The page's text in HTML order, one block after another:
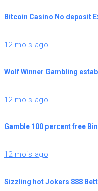
Bitcoin Casino No deposit
12 mois ago
Wolf Winner Gambling
12 mois ago
Gamble 100 percent free
12 mois ago
Sizzling hot Jokers 888